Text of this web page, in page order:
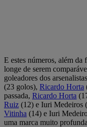
E estes números, além
longe de serem
goleadores dos
(23 golos), Ricardo Horta
passada, Ricardo Horta
Ruiz (12) e Iuri Medeiros
Vitinha (14) e Iuri
uma marca muito